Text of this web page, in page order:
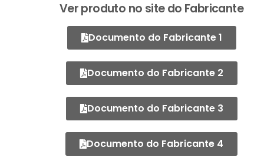
Ver produto no site do Fabricante
Documento do Fabricante 1
Documento do Fabricante 2
Documento do Fabricante 3
Documento do Fabricante 4